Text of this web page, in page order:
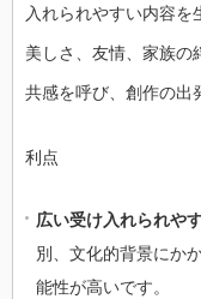
入れられやすい内容
美しさ、友情、家族の
共感を呼び、創作の出
利点
広い受け入れられや
別、文化的背景にか
能性が高いです。